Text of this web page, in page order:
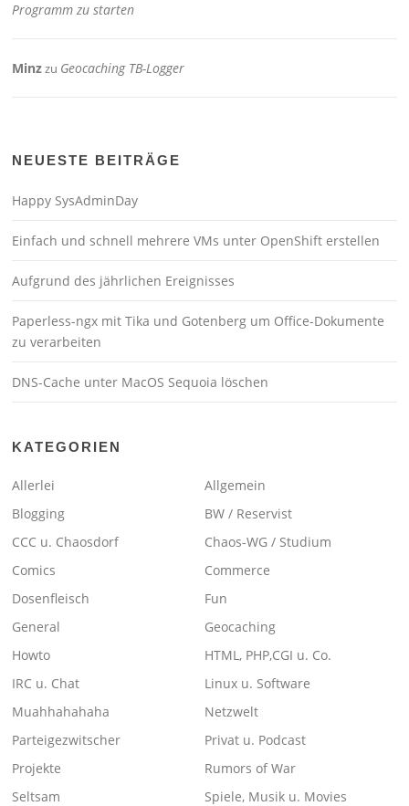
Programm zu starten
Minzzu Geocaching TB-Logger
NEUESTE BEITRÄGE
Happy SysAdminDay
Einfach und schnell mehrere VMs unter OpenShift erstellen
Aufgrund des jährlichen Ereignisses
Paperless-ngx mit Tika und Gotenberg um Office-Dokumente
zu verarbeiten
DNS-Cache unter MacOS Sequoia löschen
KATEGORIEN
Allerlei
Allgemein
Blogging
BW / Reservist
CCC u. Chaosdorf
Chaos-WG / Studium
Comics
Commerce
Dosenfleisch
Fun
General
Geocaching
Howto
HTML, PHP,CGI u. Co.
IRC u. Chat
Linux u. Software
Muahhahahaha
Netzwelt
Parteigezwitscher
Privat u. Podcast
Projekte
Rumors of War
Seltsam
Spiele, Musik u. Movies